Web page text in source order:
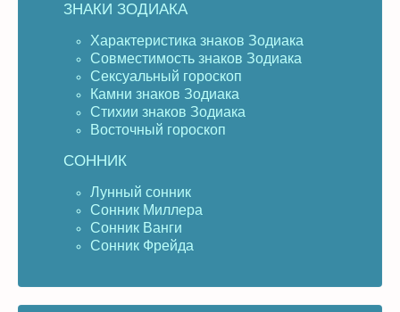
ЗНАКИ ЗОДИАКА
Характеристика знаков Зодиака
Совместимость знаков Зодиака
Сексуальный гороскоп
Камни знаков Зодиака
Стихии знаков Зодиака
Восточный гороскоп
СОННИК
Лунный сонник
Сонник Миллера
Сонник Ванги
Сонник Фрейда